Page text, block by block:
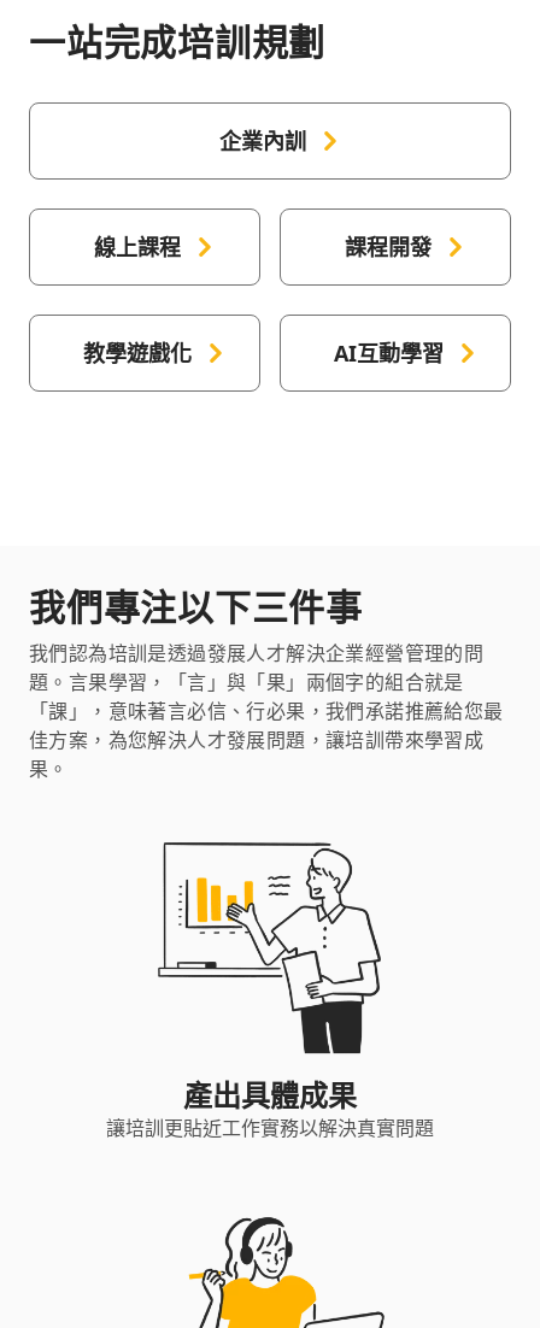
一站完成培訓規劃
企業內訓
線上課程 課程開發
教學遊戲化 AI互動學習
我們專注以下三件事
我們認為培訓是透過發展人才解決企業經營管理的問
題。言果學習，「言」與「果」兩個字的組合就是
「課」，意味著言必信、行必果，我們承諾推薦給您最
佳方案，為您解決人才發展問題，讓培訓帶來學習成
果。
產出具體成果
讓培訓更貼近工作實務以解決真實問題